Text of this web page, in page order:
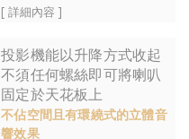
[ 詳細內容 ]
投影機能以升降方式收起
不須任何螺絲即可將喇叭
固定於天花板上
不佔空間且有環繞式的立體音
響效果